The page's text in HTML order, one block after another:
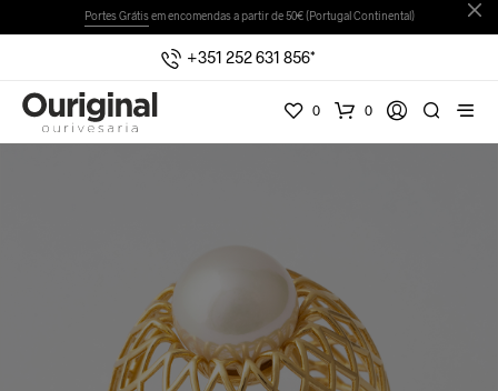
Portes Grátisem encomendas a partir de 50€ (Portugal Continental)
+351 252 631 856*
0 0